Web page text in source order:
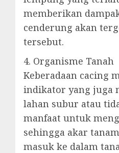
memberikan
cenderung akan
tersebut.
4. Organisme Tanah
Keberadaan cacing
indikator yang juga
lahan subur atau
manfaat untuk
sehingga akar
masuk ke dalam